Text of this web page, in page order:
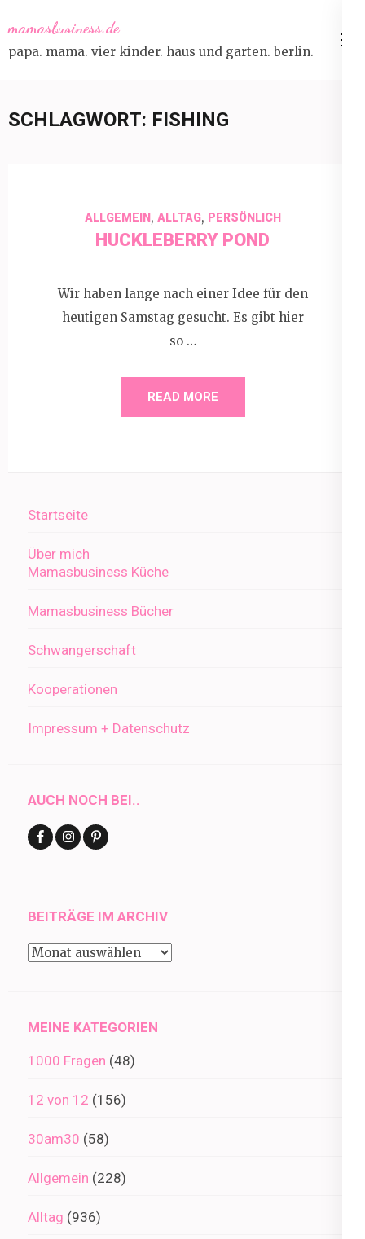
to
content
mamasbusiness.de
papa. mama. vier kinder. haus und garten. berlin.
SCHLAGWORT: FISHING
ALLGEMEIN, ALLTAG, PERSÖNLICH
HUCKLEBERRY POND
Wir haben lange nach einer Idee für den
heutigen Samstag gesucht. Es gibt hier
so …
READ MORE
Startseite
Über mich
Mamasbusiness Küche
Mamasbusiness Bücher
Schwangerschaft
Kooperationen
Impressum + Datenschutz
AUCH NOCH BEI..
BEITRÄGE IM ARCHIV
Beiträge
MEINE KATEGORIEN
1000 Fragen (48)
12 von 12 (156)
30am30 (58)
Allgemein (228)
Alltag (936)